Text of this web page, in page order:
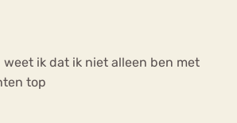
weet ik dat ik niet alleen ben met
top